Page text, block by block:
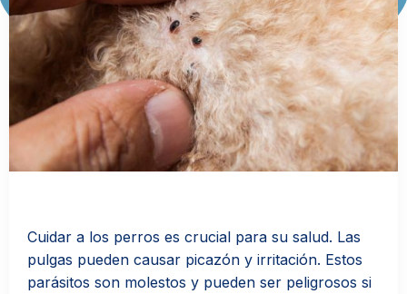
Cuidar a los perros es crucial para su salud. Las
pulgas pueden causar picazón y irritación. Estos
parásitos son molestos y pueden ser peligrosos si